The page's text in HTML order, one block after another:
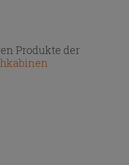
Produkte der